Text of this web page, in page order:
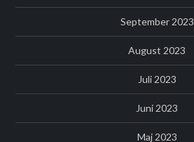
September 2023
August 2023
Juli 2023
Juni 2023
Maj 2023